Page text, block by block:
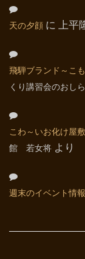
天の夕顔 に 上平
飛騨ブランド～こ
くり講習会のおし
こわ～いお化け屋
館 若女将 より
週末のイベント情報